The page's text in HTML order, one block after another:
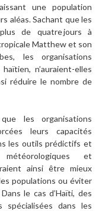
une population
aléas. Sachant que les
de quatre jours à
Matthew et son
les organisations
n’auraient-elles
réduire le nombre de
les organisations
leurs capacités
les outils prédictifs et
et
ainsi être mieux
populations ou éviter
le cas d’Haïti, des
dans les